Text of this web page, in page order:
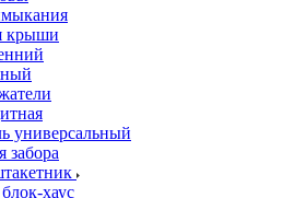
крыши
универсальный
забора
хаус